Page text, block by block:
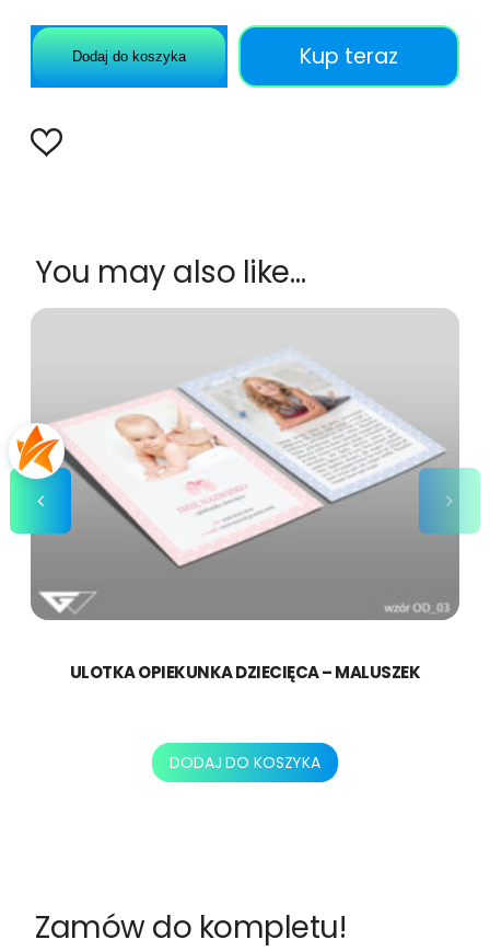
Dodaj do koszyka Kup teraz
You may also like…
ULOTKA OPIEKUNKA DZIECIĘCA – MALUSZEK
DODAJ DO KOSZYKA
Zamów do kompletu!